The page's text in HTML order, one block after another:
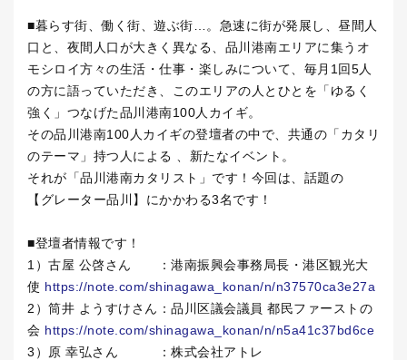
■暮らす街、働く街、遊ぶ街…。急速に街が発展し、昼間人
口と、夜間人口が大きく異なる、品川港南エリアに集うオ
モシロイ方々の生活・仕事・楽しみについて、毎月1回5人
の方に語っていただき、このエリアの人とひとを「ゆるく
強く」つなげた品川港南100人カイギ。
その品川港南100人カイギの登壇者の中で、共通の「カタリ
のテーマ」持つ人による 、新たなイベント。
それが「品川港南カタリスト」です！今回は、話題の
【グレーター品川】にかかわる3名です！
■登壇者情報です！
1）古屋 公啓さん ：港南振興会事務局長・港区観光大
使 https://note.com/shinagawa_konan/n/n37570ca3e27a
2）筒井 ようすけさん：品川区議会議員 都民ファーストの
会 https://note.com/shinagawa_konan/n/n5a41c37bd6ce
3）原 幸弘さん ：株式会社アトレ